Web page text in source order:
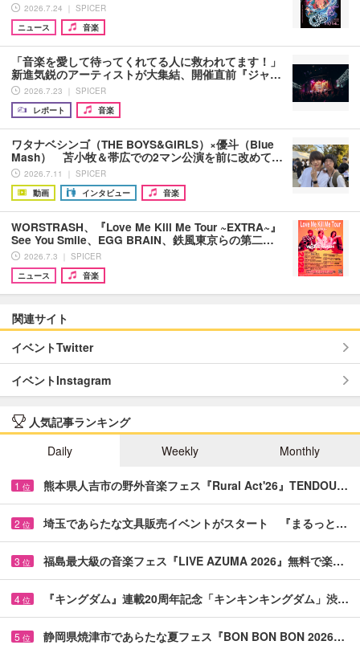
2026.7.24 ｜ SPICER
ニュース
音楽
「音楽を愛して待ってくれてる人に救われてます！」
新進気鋭のアーティストが大集結、開催直前『ジャ…
2026.7.23 ｜ SPICER
レポート
音楽
ワタナベシンゴ（THE BOYS&GIRLS）×優斗（Blue
Mash） 苫小牧＆帯広での2マン公演を前に改めて…
2026.7.11 ｜ SPICER
動画
インタビュー 音楽
WORSTRASH、『Love Me Kill Me Tour ~EXTRA~』
See You Smile、EGG BRAIN、鉄風東京らの第二…
2026.7.3 ｜ SPICER
ニュース
音楽
関連サイト
イベントTwitter
イベントInstagram
人気記事ランキング
Daily
Weekly Monthly
1 位 熊本県人吉市の野外音楽フェス『Rural Act'26』TENDOU…
2 位 埼玉であらたな文具販売イベントがスタート 『まるっと…
3 位 福島最大級の音楽フェス『LIVE AZUMA 2026』無料で楽…
4 位 『キングダム』連載20周年記念「キンキンキングダム」渋…
5 位 静岡県焼津市であらたな夏フェス『BON BON BON 2026…